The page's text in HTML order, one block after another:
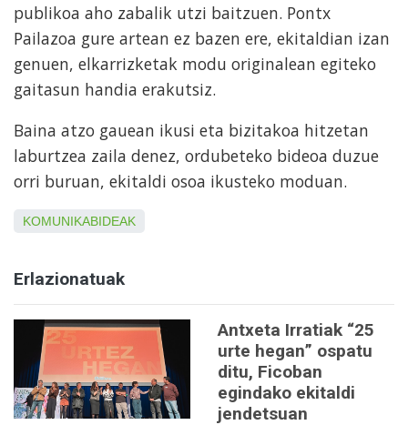
publikoa aho zabalik utzi baitzuen. Pontx
Pailazoa gure artean ez bazen ere, ekitaldian izan
genuen, elkarrizketak modu originalean egiteko
gaitasun handia erakutsiz.
Baina atzo gauean ikusi eta bizitakoa hitzetan
laburtzea zaila denez, ordubeteko bideoa duzue
orri buruan, ekitaldi osoa ikusteko moduan.
KOMUNIKABIDEAK
Erlazionatuak
Antxeta Irratiak “25
urte hegan” ospatu
ditu, Ficoban
egindako ekitaldi
jendetsuan